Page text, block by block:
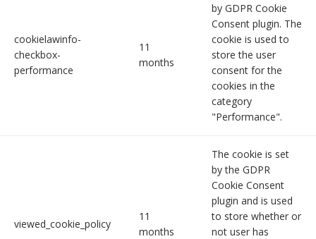
cookielawinfo-
checkbox-
performance
11
months
by GDPR Cookie
Consent plugin. The
cookie is used to
store the user
consent for the
cookies in the
category
"Performance".
viewed_cookie_policy
11
months
The cookie is set
by the GDPR
Cookie Consent
plugin and is used
to store whether or
not user has